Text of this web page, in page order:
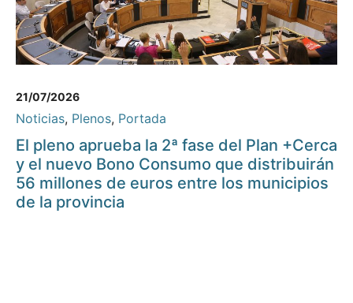
21/07/2026
Noticias, Plenos, Portada
El pleno aprueba la 2ª fase del Plan +Cerca
y el nuevo Bono Consumo que distribuirán
56 millones de euros entre los municipios
de la provincia